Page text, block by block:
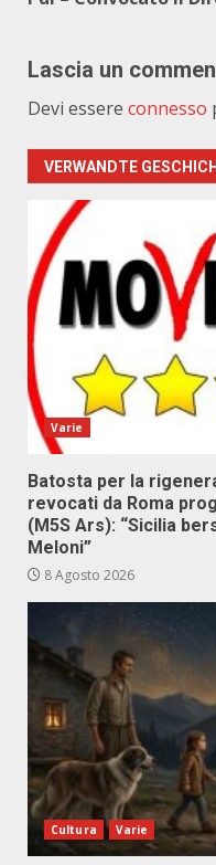
Lascia un
Devi essere connesso
VERWANDTE
Varie
Batosta per la
revocati da Roma
(M5S Ars): “Sicilia
Meloni”
8 Agosto 2026
Cultura Varie